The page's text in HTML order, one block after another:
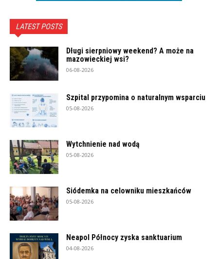
LATEST POSTS
Długi sierpniowy weekend? A może na
mazowieckiej wsi?
06-08-2026
Szpital przypomina o naturalnym wsparciu
05-08-2026
Wytchnienie nad wodą
05-08-2026
Siódemka na celowniku mieszkańców
05-08-2026
Neapol Północy zyska sanktuarium
04-08-2026